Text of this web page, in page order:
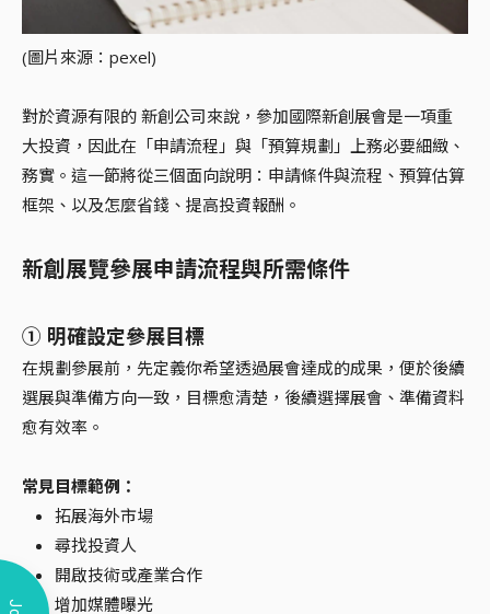
(圖片來源：pexel)
對於資源有限的 新創公司來說，參加國際新創展會是一項重
大投資，因此在「申請流程」與「預算規劃」上務必要細緻、
務實。這一節將從三個面向說明：申請條件與流程、預算估算
框架、以及怎麼省錢、提高投資報酬。
新創展覽參展申請流程與所需條件
① 明確設定參展目標
在規劃參展前，先定義你希望透過展會達成的成果，便於後續
選展與準備方向一致，目標愈清楚，後續選擇展會、準備資料
愈有效率。
常見目標範例：
拓展海外市場
尋找投資人
開啟技術或產業合作
增加媒體曝光